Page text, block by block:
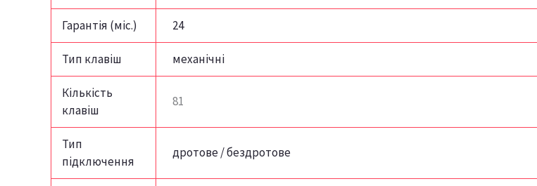
Гарантія (міс.) 24
Тип клавіш механічні
Кількість
клавіш
81
Тип
підключення
дротове / бездротове